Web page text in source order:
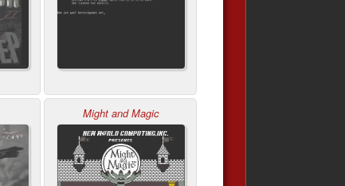
Might and Magic